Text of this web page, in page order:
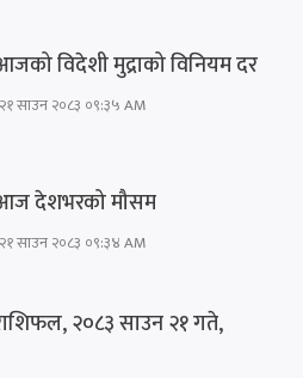
विदेशी मुद्राको विनियम दर
२१ साउन २०८३ ०९:३५ AM
देशभरको मौसम
२१ साउन २०८३ ०९:३४ AM
२०८३ साउन २१ गते,